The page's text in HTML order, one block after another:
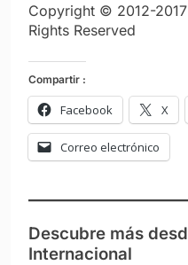
Copyright © 2012-
Rights Reserved
Compartir :
Facebook X
Correo electrónico
Descubre más
Internacional